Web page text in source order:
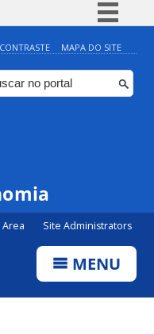
Simplifique!
Comunica BR
Participe
MAPA DO SITE
Site Administrators
MENU